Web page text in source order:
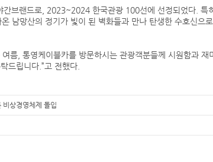
간브랜드로, 2023~2024 한국관광 100선에 선정되었다. 특
남망산의 정기가 빛이 된 벽화들과 만나 탄생한 수호신으
름, 통영케이블카를 방문하시는 관광객분들께 시원함과 재
드립니다.”고 전했다.
상경영체제 돌입